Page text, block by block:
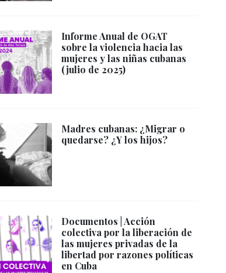
Informe Anual de OGAT
sobre la violencia hacia las
mujeres y las niñas cubanas
(julio de 2025)
Madres cubanas: ¿Migrar o
quedarse? ¿Y los hijos?
Documentos | Acción
colectiva por la liberación de
las mujeres privadas de la
libertad por razones políticas
en Cuba